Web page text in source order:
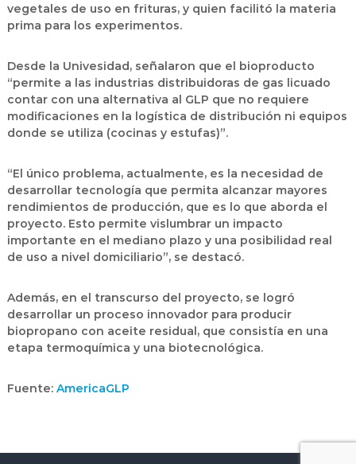
vegetales de uso en frituras, y quien facilitó la materia
prima para los experimentos.
Desde la Univesidad, señalaron que el bioproducto
“permite a las industrias distribuidoras de gas licuado
contar con una alternativa al GLP que no requiere
modificaciones en la logística de distribución ni equipos
donde se utiliza (cocinas y estufas)”.
“El único problema, actualmente, es la necesidad de
desarrollar tecnología que permita alcanzar mayores
rendimientos de producción, que es lo que aborda el
proyecto. Esto permite vislumbrar un impacto
importante en el mediano plazo y una posibilidad real
de uso a nivel domiciliario”, se destacó.
Además, en el transcurso del proyecto, se logró
desarrollar un proceso innovador para producir
biopropano con aceite residual, que consistía en una
etapa termoquímica y una biotecnológica.
Fuente: AmericaGLP